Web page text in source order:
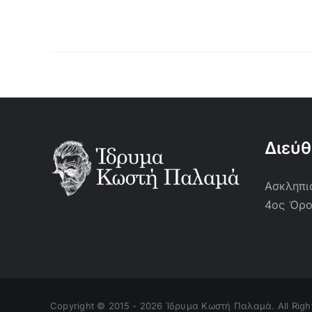
4ος
Copyright © 2015 - 2026 Ίδρυμα Κωστή Παλαμά. All